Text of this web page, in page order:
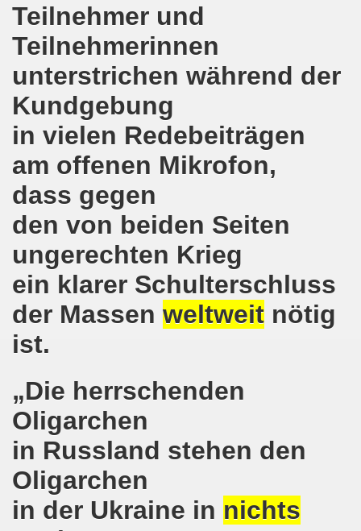
Teilnehmer und
Teilnehmerinnen
unterstrichen während der
Kundgebung
in vielen Redebeiträgen
am offenen Mikrofon,
dass gegen
den von beiden Seiten
ungerechten Krieg
ein klarer Schulterschluss
der Massen weltweit nötig
ist.
„Die herrschenden
Oligarchen
in Russland stehen den
Oligarchen
in der Ukraine in nichts
am 11.03.2019 im Zeichen des
am 11.02.2019 - antifaschistische Demonstration
701. Montagsdemonstration Gelsenkirchen
stärken - jetzt erst recht!
wünscht allen Freundinnen und wünscht allen
Bewegung am 10.12.2018 mit gelben Westen und
feiert am 10.12.2018 die 700. Bürgerbewegung
Bewegung Gelsenkirchen mit Frank Oettler
Bewegung fordert am 03.12.2018: Freigabe des
vor dem Amtsgericht Gelsenkirchen: Weg mit der
Montagsdemo-Bewegung ist und bleibt wirklich jetzt
Bewegung protestiert und demonstriert am 05.11.2018
Bewegung ruft auf am 05.11.2018 zur Solidarität mit